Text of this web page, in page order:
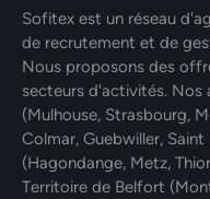
Sofitex est un réseau
de recrutement et de
Nous proposons des
secteurs d'activités. Nos
(Mulhouse, Strasbourg,
Colmar, Guebwiller,
(Hagondange, Metz,
Territoire de Belfort